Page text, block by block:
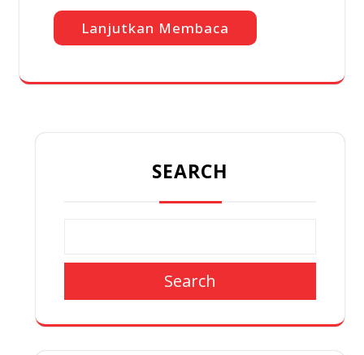
Lanjutkan Membaca
SEARCH
Search